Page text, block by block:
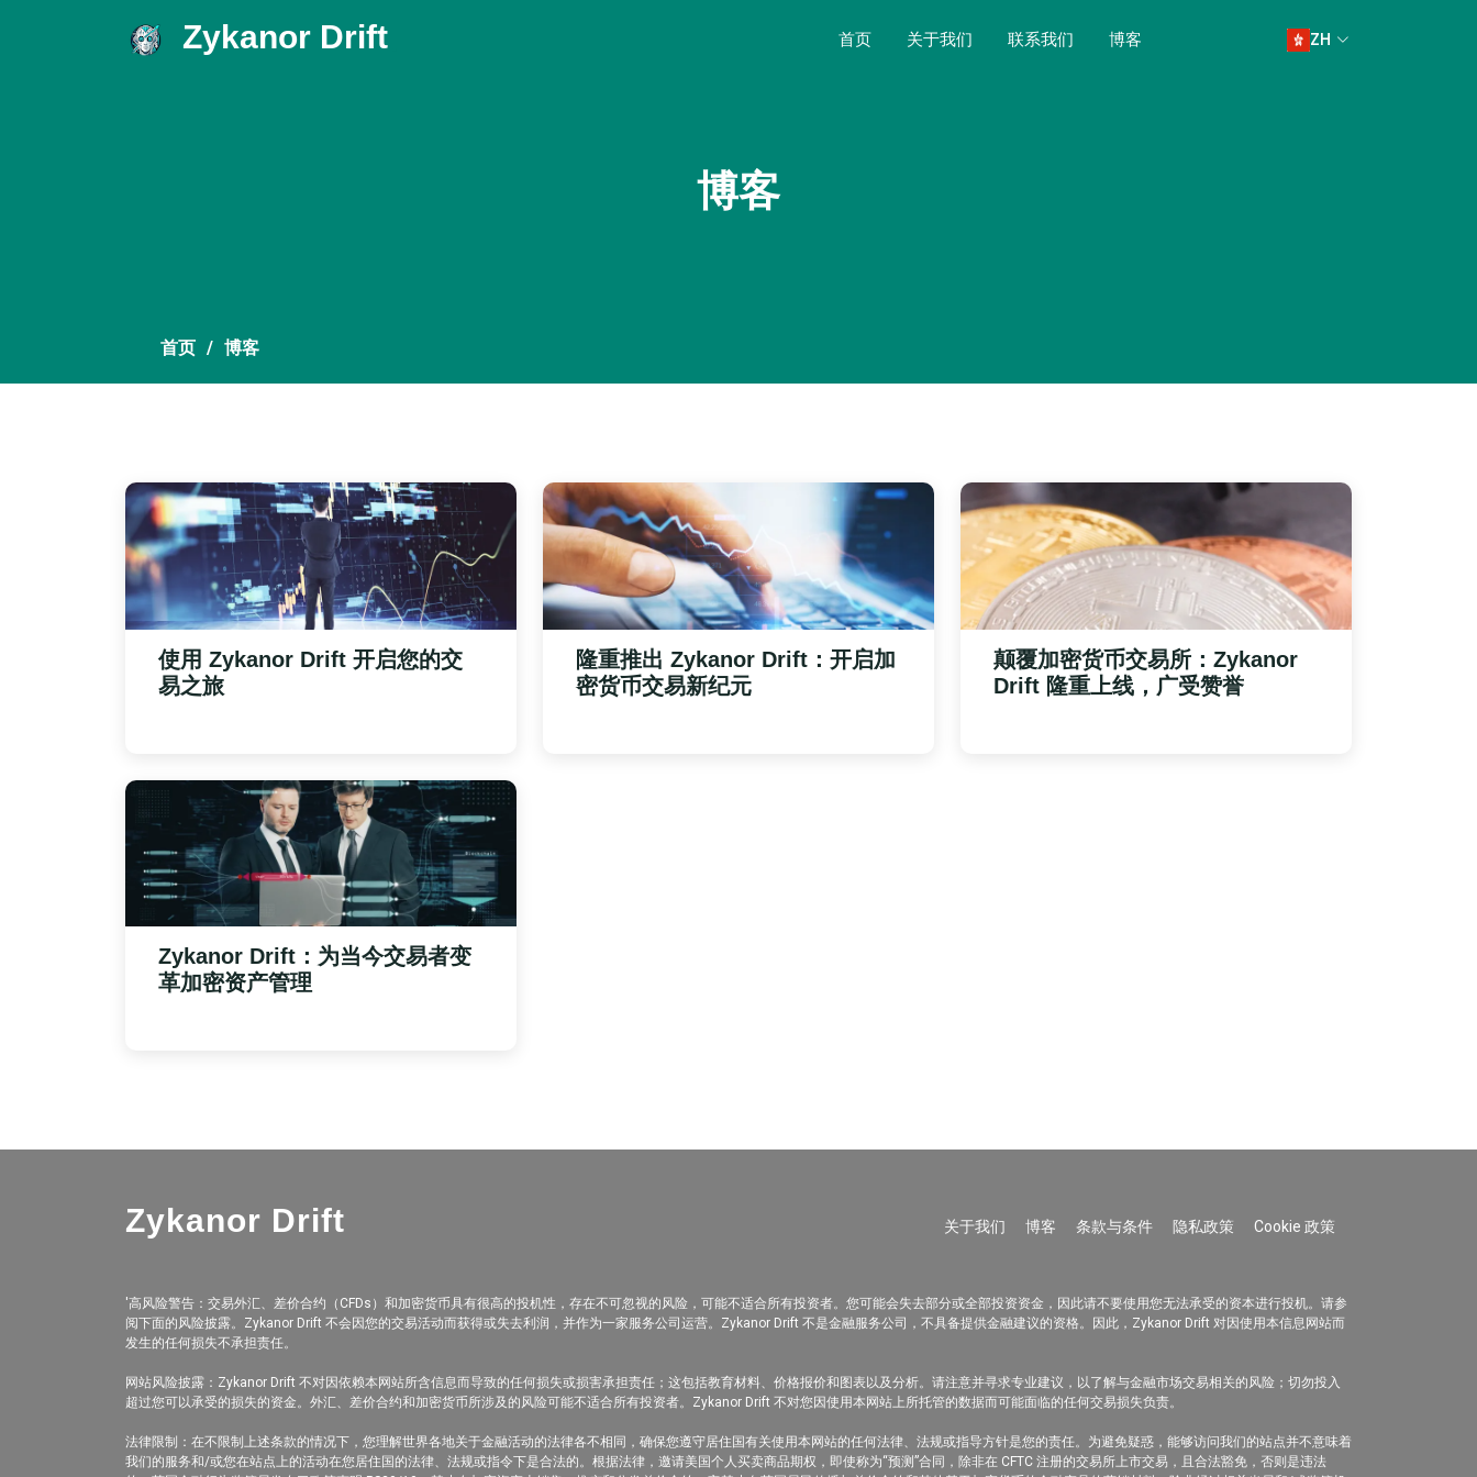
Zykanor Drift 首页 关于我们 联系我们 博客 ZH
博客
首页 博客
使用 Zykanor Drift 开启您的交
易之旅
隆重推出 Zykanor Drift ：开启加
密货币交易新纪元
颠覆加密货币交易所： Zykanor
Drift 隆重上线，广受赞誉
Zykanor Drift ：为当今交易者变
革加密资产管理
Zykanor Drift 关于我们 博客 条款与条件 隐私政策 Cookie 政策
'高风险警告：交易外汇、差价合约（CFDs）和加密货币具有很高的投机性，存在不可忽视的风险，可能不适合所有投资者。您可能会失去部分或全部投资资金，因此请不要使用您无法承受的资本进行投机。请参
阅下面的风险披露。Zykanor Drift 不会因您的交易活动而获得或失去利润，并作为一家服务公司运营。Zykanor Drift 不是金融服务公司，不具备提供金融建议的资格。因此，Zykanor Drift 对因使用本信息网站而
发生的任何损失不承担责任。
网站风险披露：Zykanor Drift 不对因依赖本网站所含信息而导致的任何损失或损害承担责任；这包括教育材料、价格报价和图表以及分析。请注意并寻求专业建议，以了解与金融市场交易相关的风险；切勿投入
超过您可以承受的损失的资金。外汇、差价合约和加密货币所涉及的风险可能不适合所有投资者。Zykanor Drift 不对您因使用本网站上所托管的数据而可能面临的任何交易损失负责。
法律限制：在不限制上述条款的情况下，您理解世界各地关于金融活动的法律各不相同，确保您遵守居住国有关使用本网站的任何法律、法规或指导方针是您的责任。为避免疑惑，能够访问我们的站点并不意味着
我们的服务和/或您在站点上的活动在您居住国的法律、法规或指令下是合法的。根据法律，邀请美国个人买卖商品期权，即使称为“预测”合同，除非在 CFTC 注册的交易所上市交易，且合法豁免，否则是违法